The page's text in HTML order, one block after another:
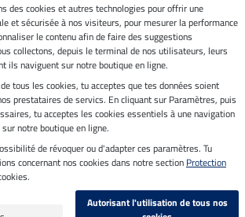
Mentions légales
actualisation le 10.08.2026 à 06:55
des cookies et autres technologies pour offrir une
et sécurisée à nos visiteurs, pour mesurer la performance
le contenu afin de faire des suggestions
collectons, depuis le terminal de nos utilisateurs, leurs
ils naviguent sur notre boutique en ligne.
tous les cookies, tu acceptes que tes données soient
prestataires de servics. En cliquant sur Paramètres, puis
tu acceptes les cookies essentiels à une navigation
notre boutique en ligne.
de révoquer ou d'adapter ces paramètres. Tu
concernant nos cookies dans notre section Protection
Autorisant l'utilisation de tous nos